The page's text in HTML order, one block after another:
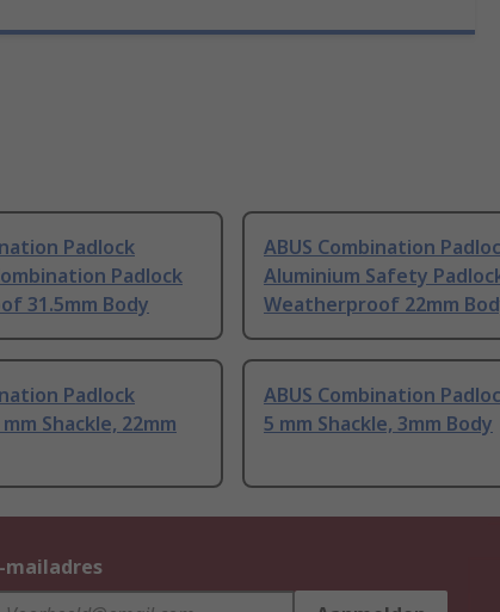
Padlock
Padlock
31.5mm Body
ABUS Combination
Aluminium Safety
Weatherproof 22mm
Padlock
Shackle, 22mm
ABUS Combination
5 mm Shackle, 3mm Body
mailadres